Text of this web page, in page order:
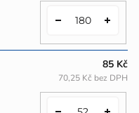
85 Kč
70,25 Kč bez DPH